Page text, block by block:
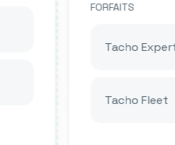
FORFAITS
Tacho Expert
Tacho Fleet